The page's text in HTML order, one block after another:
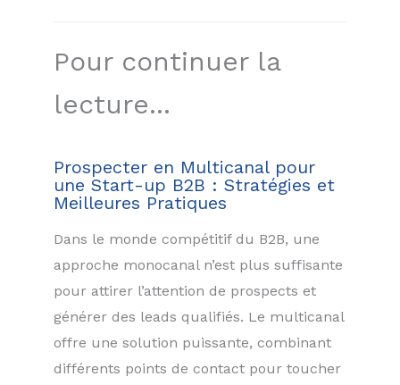
Pour continuer la
lecture...
Prospecter en Multicanal pour
une Start-up B2B : Stratégies et
Meilleures Pratiques
Dans le monde compétitif du B2B, une
approche monocanal n’est plus suffisante
pour attirer l’attention de prospects et
générer des leads qualifiés. Le multicanal
offre une solution puissante, combinant
différents points de contact pour toucher